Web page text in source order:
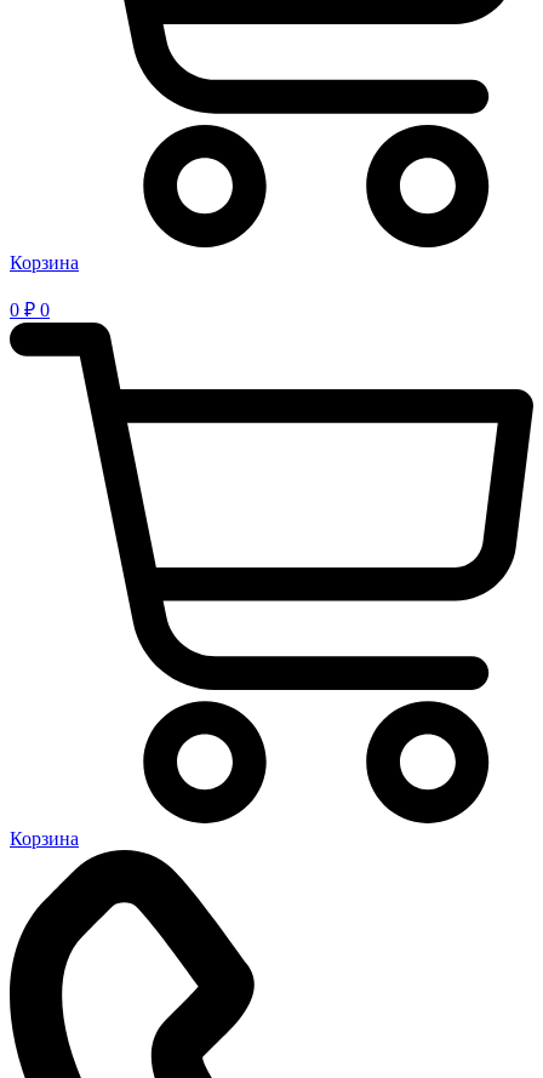
Корзина
0 ₽ 0
Корзина